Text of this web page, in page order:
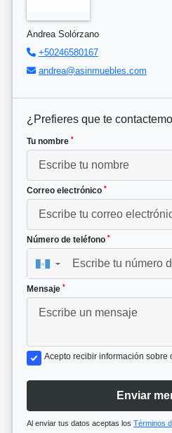
Andrea Solórzano
+50246580167
andrea@asinmuebles.com
¿Prefieres que te
Tu nombre *
Correo electrónico *
Número de teléfono *
▼
Mensaje *
Acepto recibir información sobre
Enviar
Al enviar tus datos aceptas los Términos